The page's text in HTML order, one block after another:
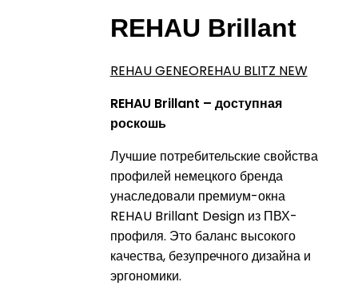
REHAU Brillant
REHAU GENEOREHAU BLITZ NEW
REHAU Brillant – доступная
роскошь
Лучшие потребительские свойства
профилей немецкого бренда
унаследовали премиум-окна
REHAU Brillant Design из ПВХ-
профиля. Это баланс высокого
качества, безупречного дизайна и
эргономики.